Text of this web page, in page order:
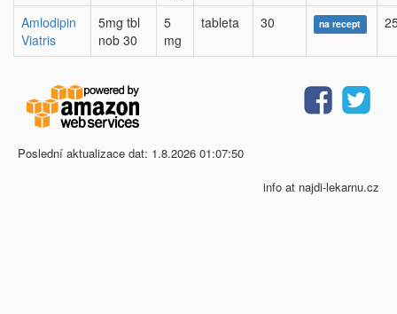
Amlodipin
Viatris
5mg tbl
nob 30
5
mg
tableta 30 na recept
Poslední aktualizace dat: 1.8.2026 01:07:50
info at najdi-lekarnu.cz